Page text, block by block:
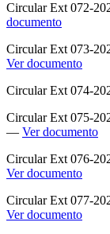
Circular Ext 072-
documento
Circular Ext 073-
Ver documento
Circular Ext 074-
Circular Ext 075-
— Ver documento
Circular Ext 076-
Ver documento
Circular Ext 077-
Ver documento